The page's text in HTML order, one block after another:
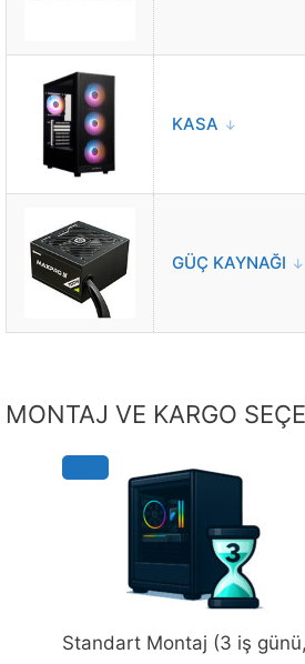
KASA
GÜÇ KAYNAĞI
MONTAJ VE KARGO
Standart Montaj (3 iş